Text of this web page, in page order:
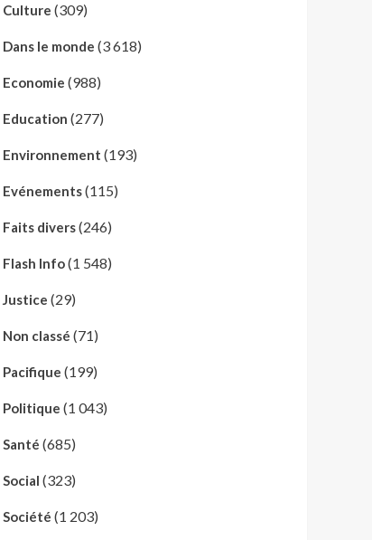
Culture (309)
Dans le monde (3 618)
Economie (988)
Education (277)
Environnement (193)
Evénements(115)
Faits divers(246)
Flash Info(1 548)
Justice (29)
Non classé (71)
Pacifique (199)
Politique (1 043)
Santé (685)
Social (323)
Société (1 203)